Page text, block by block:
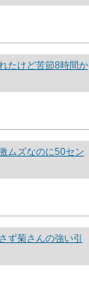
たけど苦節8時間か
ムズなのに50セン
ず菊さんの強い引